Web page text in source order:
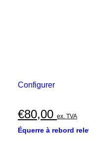
Configurer
€80,00 ex. TVA
Équerre à rebord